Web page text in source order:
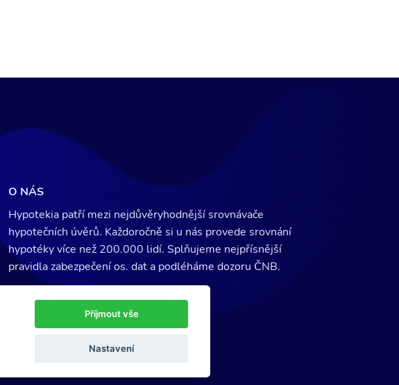
O NÁS
Hypotekia patří mezi nejdůvěryhodnější srovnávače
hypotečních úvěrů. Každoročně si u nás provede srovnání
hypotéky více než 200.000 lidí. Splňujeme nejpřísnější
pravidla zabezpečení os. dat a podléháme dozoru ČNB.
LISTIFY
Příjmout vše
Nastavení